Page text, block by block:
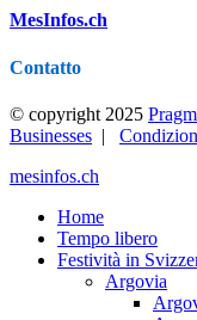
MesInfos.ch
Contatto
© copyright 2025
Businesses |
mesinfos.ch
Home
Tempo libero
Festività in
Argovia